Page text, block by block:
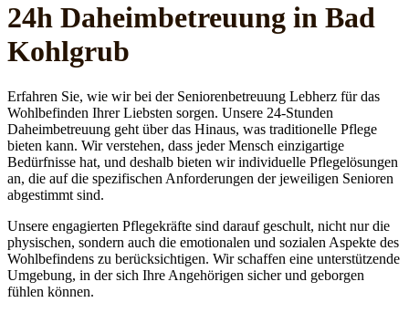
24h Daheim­betreuung in Bad
Kohlgrub
Erfahren Sie, wie wir bei der Seniorenbetreuung Lebherz für das
Wohlbefinden Ihrer Liebsten sorgen. Unsere 24-Stunden
Daheimbetreuung geht über das Hinaus, was traditionelle Pflege
bieten kann. Wir verstehen, dass jeder Mensch einzigartige
Bedürfnisse hat, und deshalb bieten wir individuelle Pflegelösungen
an, die auf die spezifischen Anforderungen der jeweiligen Senioren
abgestimmt sind.
Unsere engagierten Pflegekräfte sind darauf geschult, nicht nur die
physischen, sondern auch die emotionalen und sozialen Aspekte des
Wohlbefindens zu berücksichtigen. Wir schaffen eine unterstützende
Umgebung, in der sich Ihre Angehörigen sicher und geborgen
fühlen können.